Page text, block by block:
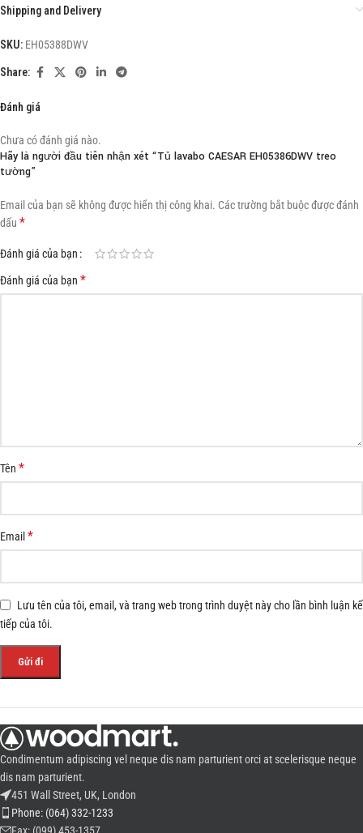
Shipping and Delivery
SKU: EH05388DWV
Share:
Đánh giá
Chưa có đánh giá nào.
Hãy là người đầu tiên nhận xét “Tủ lavabo CAESAR EH05386DWV treo
tường”
Email của bạn sẽ không được hiển thị công khai. Các trường bắt buộc được đánh
dấu *
Đánh giá của bạn
Đánh giá của bạn *
Tên *
Email*
Lưu tên của tôi, email, và trang web trong trình duyệt này cho lần bình luận kế
tiếp của tôi.
Condimentum adipiscing vel neque dis nam parturient orci at scelerisque neque
dis nam parturient.
451 Wall Street, UK, London
Phone: (064) 332-1233
Fax: (099) 453-1357